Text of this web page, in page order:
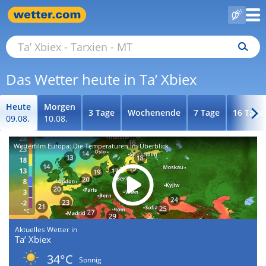
Das Wetter heute in Ta’ Xbiex
Heute
09.08.
Morgen
10.08.
3 Tage Wochenende 7 Tage 16 Tage
Wetterfilm Europa: Die Temperaturen im Überblick
Aktuelles Wetter in
Ta’ Xbiex
34°C
Sonnig